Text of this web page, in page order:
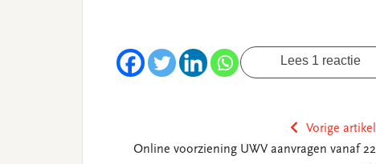
Lees 1 reactie
Vorige artikel
Online voorziening UWV aanvragen vanaf 22